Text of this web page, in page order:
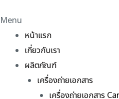
Menu
หน้าแรก
เกี่ยวกับเรา
ผลิตภัณฑ์
เครื่องถ่ายเอกสาร
เครื่องถ่ายเอกสาร